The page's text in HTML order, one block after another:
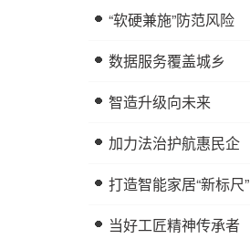
“软硬兼施”防范风险
数据服务覆盖城乡
智造升级向未来
加力法治护航惠民企
打造智能家居“新标尺”
当好工匠精神传承者